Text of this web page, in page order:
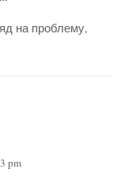
на проблему,
pm